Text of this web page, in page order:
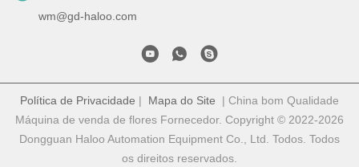
wm@gd-haloo.com
Política de Privacidade | Mapa do Site | China bom Qualidade
Máquina de venda de flores Fornecedor. Copyright © 2022-2026
Dongguan Haloo Automation Equipment Co., Ltd. Todos. Todos
os direitos reservados.